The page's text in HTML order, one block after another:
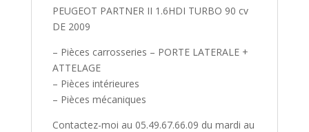
PEUGEOT PARTNER II 1.6HDI TURBO 90 cv
DE 2009
– Pièces carrosseries – PORTE LATERALE +
ATTELAGE
– Pièces intérieures
– Pièces mécaniques
Contactez-moi au 05.49.67.66.09 du mardi au